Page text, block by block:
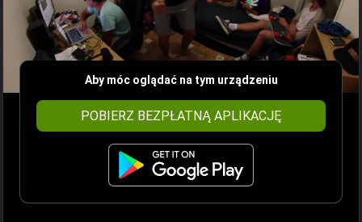
Aby móc oglądać na tym urządzeniu
POBIERZ BEZPŁATNĄ APLIKACJĘ